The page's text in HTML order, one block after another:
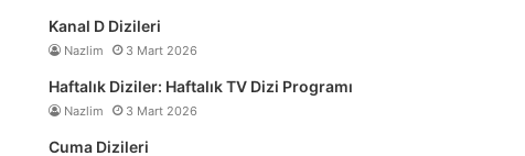
Kanal D Dizileri
Nazlim 3 Mart 2026
Haftalık Diziler: Haftalık TV Dizi Programı
Nazlim 3 Mart 2026
Cuma Dizileri